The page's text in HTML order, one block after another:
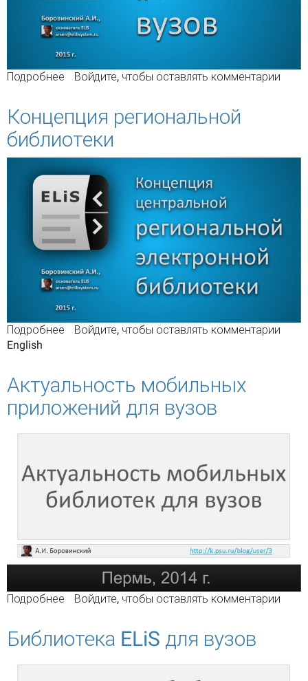
Подробнее о ELiS для вузов
Войдите, чтобы оставлять комментарии
Концепция региональной
библиотеки
Подробнее о Концепция региональной библиотеки
Войдите, чтобы оставлять комментарии
English
Актуальность мобильных
приложений для вузов
Подробнее о Актуальность мобильных приложений для
Войдите, чтобы оставлять комментарии
Библиотека ELiS для вузов